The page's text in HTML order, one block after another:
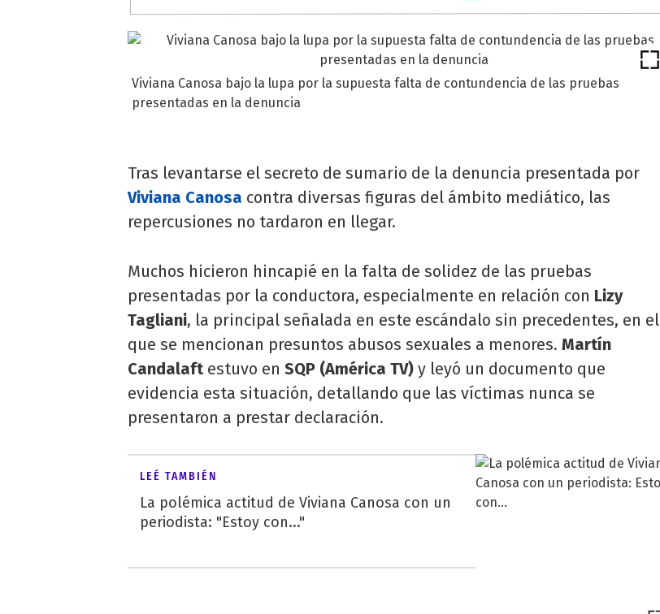
Viviana Canosa bajo la lupa por la supuesta falta de contundencia de las pruebas
presentadas en la denuncia
Tras levantarse el secreto de sumario de la denuncia presentada por
Viviana Canosa contra diversas figuras del ámbito mediático, las
repercusiones no tardaron en llegar.
Muchos hicieron hincapié en la falta de solidez de las pruebas
presentadas por la conductora, especialmente en relación con Lizy
Tagliani, la principal señalada en este escándalo sin precedentes, en el
que se mencionan presuntos abusos sexuales a menores. Martín
Candalaftestuvo en SQP (América TV) y leyó un documento que
evidencia esta situación, detallando que las víctimas nunca se
presentaron a prestar declaración.
LEÉ TAMBIÉN
La polémica actitud de Viviana Canosa con un
periodista: "Estoy con..."